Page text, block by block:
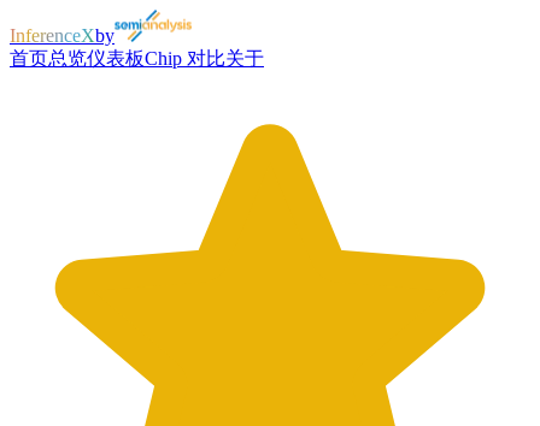
InferenceXby
首页总览仪表板Chip 对比关于